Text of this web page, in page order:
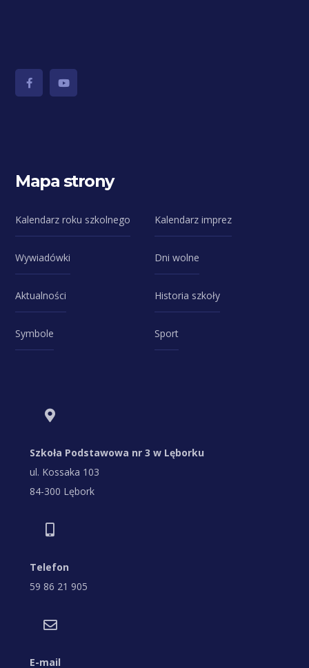
Mapa strony
Kalendarz roku szkolnego Kalendarz imprez
Wywiadówki Dni wolne
Aktualności Historia szkoły
Symbole Sport
Szkoła Podstawowa nr 3 w Lęborku
ul. Kossaka 103
84-300 Lębork
Telefon
59 86 21 905
E-mail